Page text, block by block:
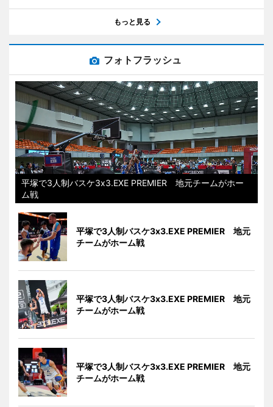
もっと見る
フォトフラッシュ
平塚で3人制バスケ3x3.EXE PREMIER 地元チームがホー
ム戦
平塚で3人制バスケ3x3.EXE PREMIER 地元
チームがホーム戦
平塚で3人制バスケ3x3.EXE PREMIER 地元
チームがホーム戦
平塚で3人制バスケ3x3.EXE PREMIER 地元
チームがホーム戦